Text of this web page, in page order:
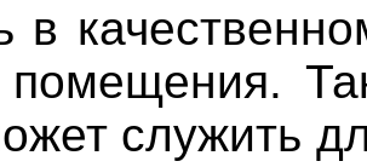
в
помещения.
служить